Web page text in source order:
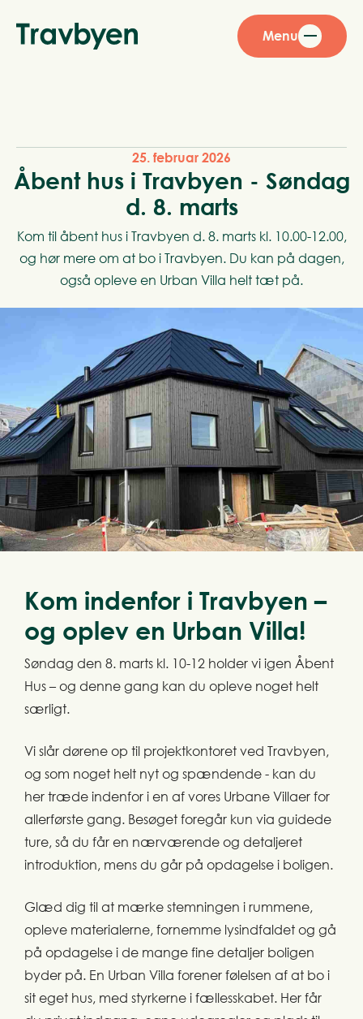
Menu
25. februar 2026
Åbent hus i Travbyen - Søndag
d. 8. marts
Kom til åbent hus i Travbyen d. 8. marts kl. 10.00-12.00,
og hør mere om at bo i Travbyen. Du kan på dagen,
også opleve en Urban Villa helt tæt på.
Kom indenfor i Travbyen –
og oplev en Urban Villa!
Søndag den 8. marts kl. 10-12 holder vi igen Åbent
Hus – og denne gang kan du opleve noget helt
særligt.
Vi slår dørene op til projektkontoret ved Travbyen,
og som noget helt nyt og spændende - kan du
her træde indenfor i en af vores Urbane Villaer for
allerførste gang. Besøget foregår kun via guidede
ture, så du får en nærværende og detaljeret
introduktion, mens du går på opdagelse i boligen.
Glæd dig til at mærke stemningen i rummene,
opleve materialerne, fornemme lysindfaldet og gå
på opdagelse i de mange fine detaljer boligen
byder på. En Urban Villa forener følelsen af at bo i
sit eget hus, med styrkerne i fællesskabet. Her får